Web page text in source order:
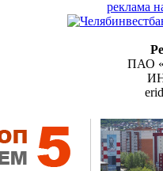
реклама
ПАО